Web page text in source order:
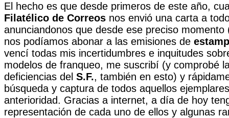
El hecho es que desde primeros de este año,
Filatélico de Correos nos envió una carta a
anunciandonos que desde ese preciso momento
nos podíamos abonar a las emisiones de
vencí todas mis incertidumbres e inquitudes
modelos de franqueo, me suscribí (y comprobé
deficiencias del S.F., también en esto) y
búsqueda y captura de todos aquellos
anterioridad. Gracias a internet, a día de hoy
representación de cada uno de ellos y algunas